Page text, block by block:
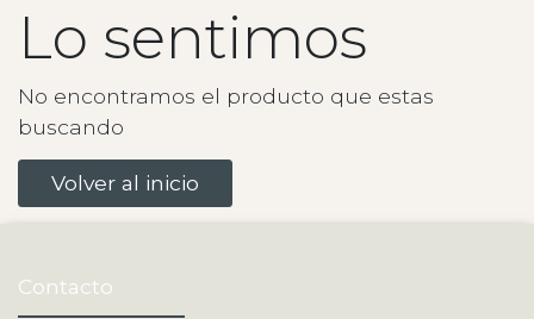
Lo sentimos
No encontramos el producto que estas
buscando
Volver al inicio
Contacto